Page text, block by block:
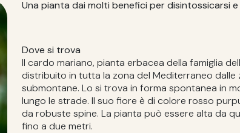
Una pianta dai molti benefici per disintossicarsi
Dove si trova
Il cardo mariano, pianta erbacea della famiglia
distribuito in tutta la zona del Mediterraneo dalle
submontane. Lo si trova in forma spontanea in
lungo le strade. Il suo fiore è di colore rosso
da robuste spine. La pianta può essere alta da
fino a due metri.